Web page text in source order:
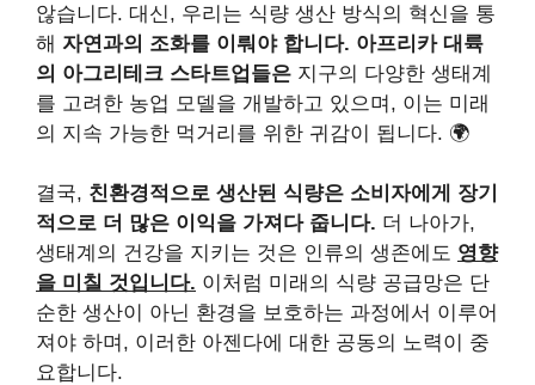
않습니다. 대신, 우리는 식량 생산 방식의 혁신을 통
해 자연과의 조화를 이뤄야 합니다. 아프리카 대륙
의 아그리테크 스타트업들은 지구의 다양한 생태계
를 고려한 농업 모델을 개발하고 있으며, 이는 미래
의 지속 가능한 먹거리를 위한 귀감이 됩니다. 🌍
결국, 친환경적으로 생산된 식량은 소비자에게 장기
적으로 더 많은 이익을 가져다 줍니다. 더 나아가,
생태계의 건강을 지키는 것은 인류의 생존에도 영향
을 미칠 것입니다. 이처럼 미래의 식량 공급망은 단
순한 생산이 아닌 환경을 보호하는 과정에서 이루어
져야 하며, 이러한 아젠다에 대한 공동의 노력이 중
요합니다.